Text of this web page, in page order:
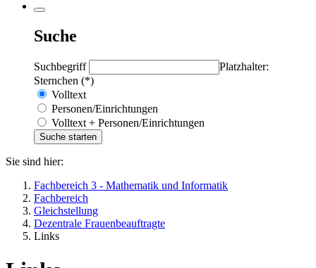
Suche
Suchbegriff
Platzhalter:
Sternchen (*)
Volltext
Personen/Einrichtungen
Volltext + Personen/Einrichtungen
Sie sind hier:
Fachbereich 3 - Mathematik und Informatik
Fachbereich
Gleichstellung
Dezentrale Frauenbeauftragte
Links